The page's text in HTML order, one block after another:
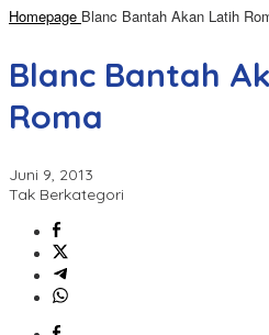
Homepage Blanc Bantah Akan Latih
Blanc Bantah
Roma
Juni 9, 2013
Tak Berkategori